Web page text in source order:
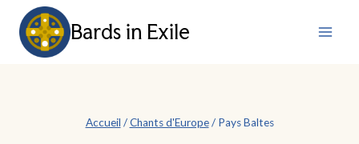
contenu
Bards in Exile
Accueil / Chants d'Europe / Pays Baltes